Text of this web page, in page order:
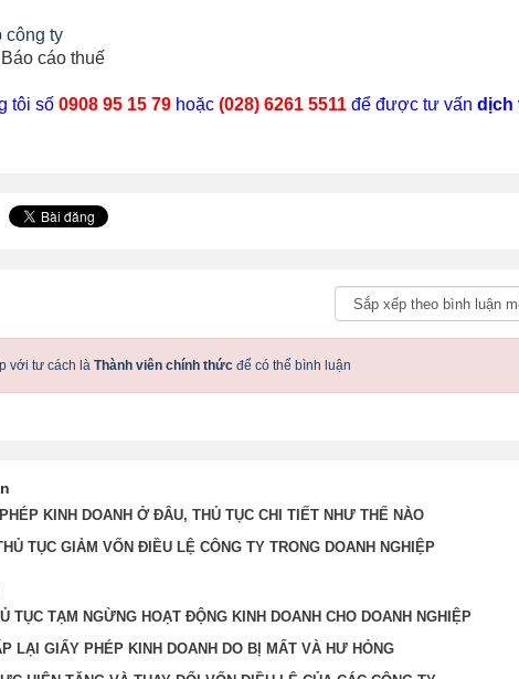
công ty
cáo thuế
tôi số 0908 95 15 79 hoặc (028) 6261 5511 để được tư vấn dịch
với tư cách là Thành viên chính thức để có thể bình luận
KINH DOANH Ở ĐÂU, THỦ TỤC CHI TIẾT NHƯ THẾ NÀO
TỤC GIẢM VỐN ĐIỀU LỆ CÔNG TY TRONG DOANH NGHIỆP
TỤC TẠM NGỪNG HOẠT ĐỘNG KINH DOANH CHO DOANH NGHIỆP
LẠI GIẤY PHÉP KINH DOANH DO BỊ MẤT VÀ HƯ HỎNG